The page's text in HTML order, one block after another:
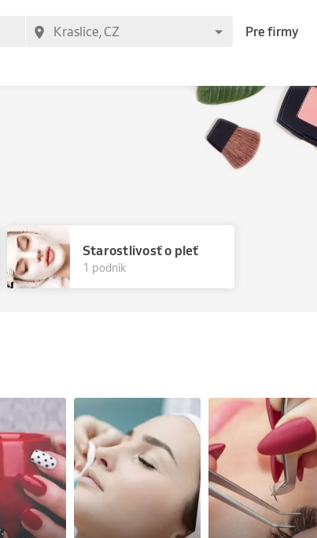
Pre firmy
Starostlivosť o pleť
1 podnik